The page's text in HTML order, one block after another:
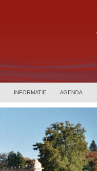
INFORMATIE AGENDA